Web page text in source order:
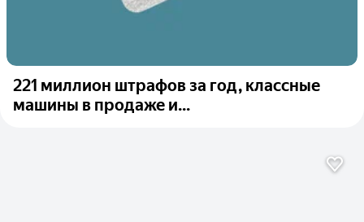
221 миллион штрафов за год, классные
машины в продаже и...